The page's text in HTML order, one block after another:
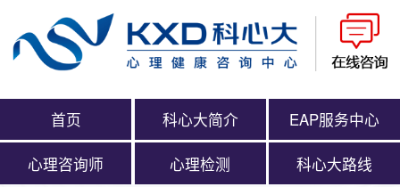
首页 科心大简介 EAP服务中心
心理咨询师 心理检测 科心大路线